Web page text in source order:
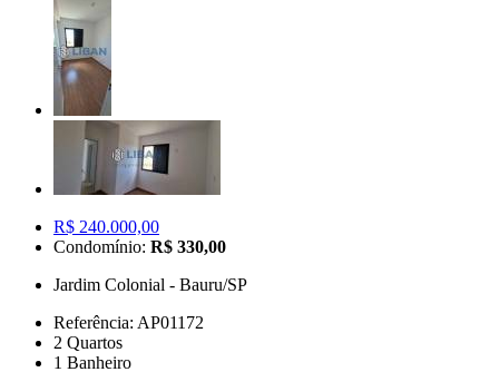
R$ 240.000,00
Condomínio: R$ 330,00
Jardim Colonial - Bauru/SP
Referência: AP01172
2 Quartos
1 Banheiro